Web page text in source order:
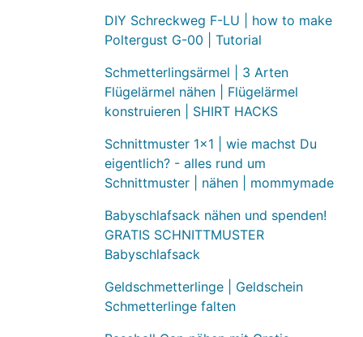
DIY Schreckweg F-LU | how to make
Poltergust G-00 | Tutorial
Schmetterlingsärmel | 3 Arten
Flügelärmel nähen | Flügelärmel
konstruieren | SHIRT HACKS
Schnittmuster 1x1 | wie machst Du
eigentlich? - alles rund um
Schnittmuster | nähen | mommymade
Babyschlafsack nähen und spenden!
GRATIS SCHNITTMUSTER
Babyschlafsack
Geldschmetterlinge | Geldschein
Schmetterlinge falten